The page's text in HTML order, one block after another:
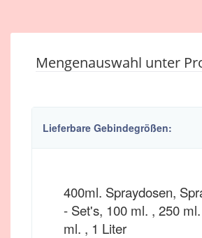
Mengenauswahl unter
Lieferbare Gebindegrößen:
400ml. Spraydosen,
- Set's, 100 ml. , 250
ml. , 1 Liter